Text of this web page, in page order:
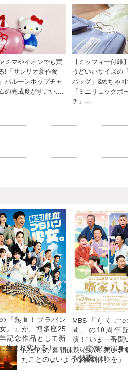
『熱血！ブラバン
。』が、博多座25
記念作品として新
生まれ変わる！
MBS「らくご
間」の10周年
演！“いま一番聞
しい噺家”が渾身
を披露
しばしの“幕間休憩”に入る悪い芝
たことのないような観劇体験を」